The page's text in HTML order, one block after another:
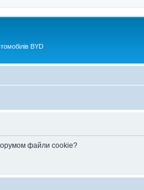
BYD
файли cookie?